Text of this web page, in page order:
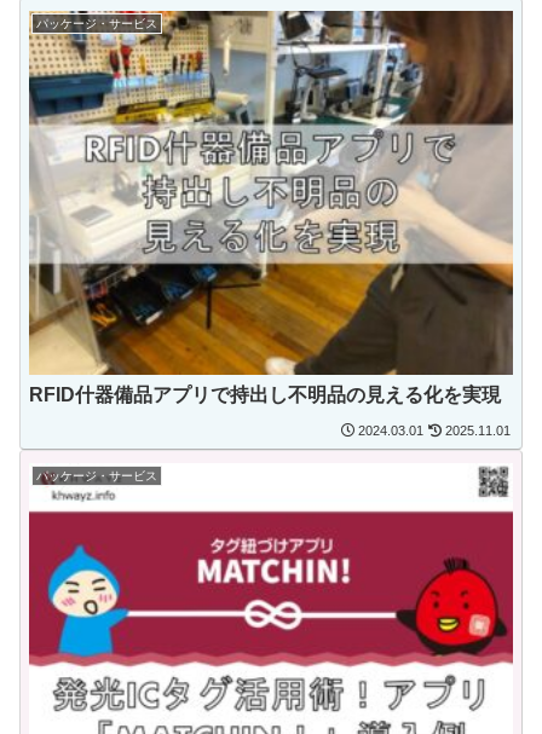
パッケージ・サービス
RFID什器備品アプリで持出し不明品の見える化を実現
2024.03.01 2025.11.01
パッケージ・サービス